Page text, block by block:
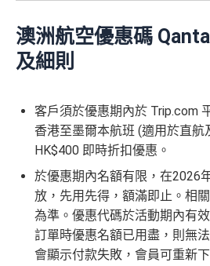
澳洲航空優惠碼
及細則
客戶須於優惠期內於 Trip.com
香港至墨爾本航班 (適用於直航
HK$400 即時折扣優惠。
於優惠期內名額有限，在2026
放，先用先得，額滿即止。相
為準。優惠代碼於活動期內有
訂單時優惠名額已用盡，則無
會顯示付款失敗，會員可重新